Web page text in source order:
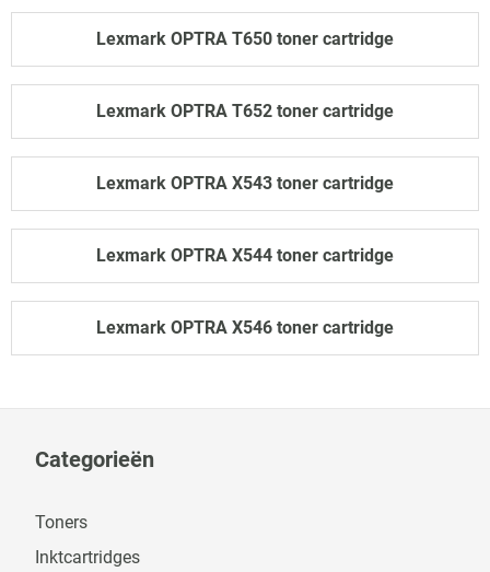
Lexmark OPTRA T650 toner cartridge
Lexmark OPTRA T652 toner cartridge
Lexmark OPTRA X543 toner cartridge
Lexmark OPTRA X544 toner cartridge
Lexmark OPTRA X546 toner cartridge
Categorieën
Toners
Inktcartridges